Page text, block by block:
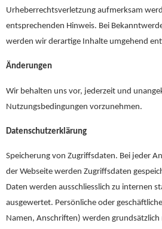
Urheberrechtsverletzung aufmerksam
entsprechenden Hinweis. Bei
werden wir derartige Inhalte umgehend
Änderungen
Wir behalten uns vor, jederzeit und
Nutzungsbedingungen vorzunehmen.
Datenschutzerklärung
Speicherung von Zugriffsdaten. Bei jeder
der Webseite werden Zugriffsdaten
Daten werden ausschliesslich zu internen
ausgewertet. Persönliche oder
Namen, Anschriften) werden